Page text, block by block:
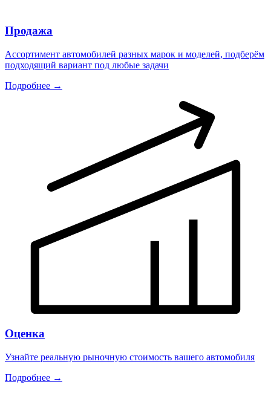
Продажа
Ассортимент автомобилей разных марок и моделей, подберём
подходящий вариант под любые задачи
Подробнее →
Оценка
Узнайте реальную рыночную стоимость вашего автомобиля
Подробнее →